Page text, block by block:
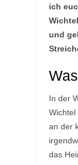
ich
und
In der
Wichtel
an der
das